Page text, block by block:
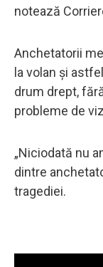
notează
Anchetatorii
la volan și
drum drept,
probleme de
„Niciodată nu
dintre
tragediei.